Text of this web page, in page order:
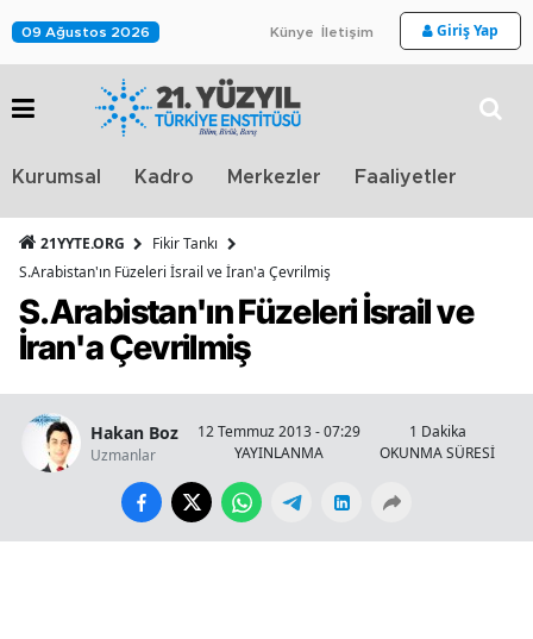
09 Ağustos 2026 Künye İletişim Giriş Yap
Kurumsal Kadro Merkezler Faaliyetler
21YYTE.ORG
Fikir Tankı
S.Arabistan'ın Füzeleri İsrail ve İran'a Çevrilmiş
S.Arabistan'ın Füzeleri İsrail ve
İran'a Çevrilmiş
Hakan Boz
Uzmanlar
12 Temmuz 2013 - 07:29
YAYINLANMA
1 Dakika
OKUNMA SÜRESİ